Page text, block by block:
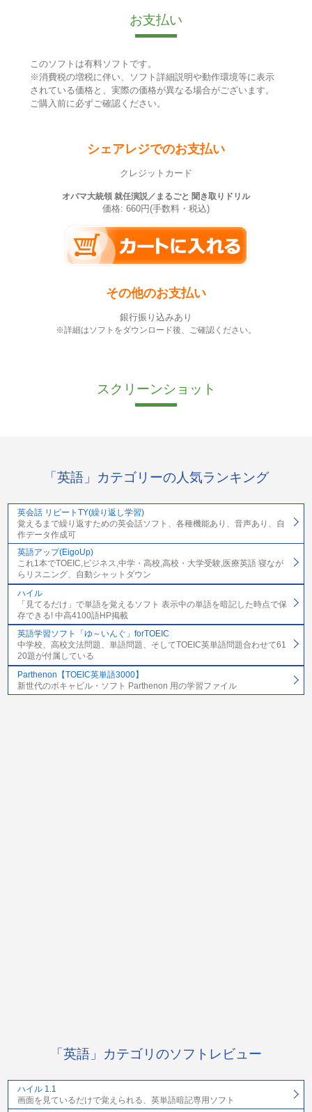
お支払い
このソフトは有料ソフトです。
※消費税の増税に伴い、ソフト詳細説明や動作環境等に表示
されている価格と、実際の価格が異なる場合がございます。
ご購入前に必ずご確認ください。
シェアレジでのお支払い
クレジットカード
オバマ大統領 就任演説／まるごと 聞き取りドリル
価格: 660円(手数料・税込)
その他のお支払い
銀行振り込みあり
※詳細はソフトをダウンロード後、ご確認ください。
スクリーンショット
「英語」カテゴリーの人気ランキング
英会話 リピートTY(繰り返し学習)
覚えるまで繰り返すための英会話ソフト、各種機能あり、音声あり、自
作データ作成可
英語アップ(EigoUp)
これ1本でTOEIC,ビジネス,中学・高校,高校・大学受験,医療英語 寝なが
らリスニング、自動シャットダウン
ハイル
「見てるだけ」で単語を覚えるソフト 表示中の単語を暗記した時点で保
存できる! 中高4100語HP掲載
英語学習ソフト「ゆ～いんぐ」forTOEIC
中学校、高校文法問題、単語問題、そしてTOEIC英単語問題合わせて61
20題が付属している
Parthenon【TOEIC英単語3000】
新世代のボキャビル・ソフト Parthenon 用の学習ファイル
「英語」カテゴリのソフトレビュー
ハイル 1.1
画面を見ているだけで覚えられる、英単語暗記専用ソフト